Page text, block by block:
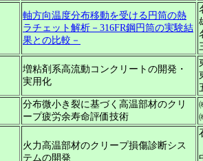
軸方向温度分布移動を受ける円筒の熱
ラチェット解析－316FR鋼円筒の実験結
果との比較－
増粘剤系高流動コンクリートの開発・
実用化
分布微小き裂に基づく高温部材のクリ
ープ疲労余寿命評価技術
火力高温部材のクリープ損傷診断シス
テムの開発